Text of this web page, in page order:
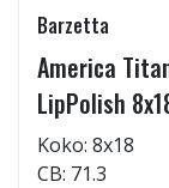
Barzetta
America
LipPolish
Koko: 8x18
CB: 71.3